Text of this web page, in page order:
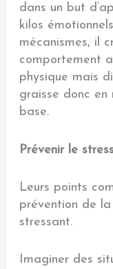
dans un but
kilos
mécanismes, il
comportement
physique mais
graisse donc
base.
Prévenir le
Leurs points
prévention de la
stressant.
Imaginer des